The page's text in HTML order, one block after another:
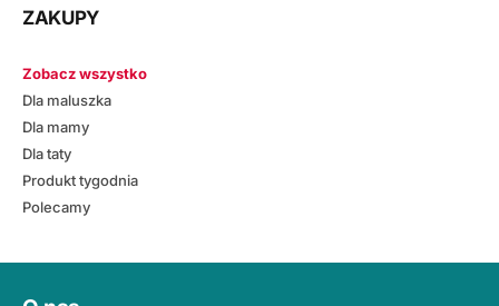
ZAKUPY
Zobacz wszystko
Dla maluszka
Dla mamy
Dla taty
Produkt tygodnia
Polecamy